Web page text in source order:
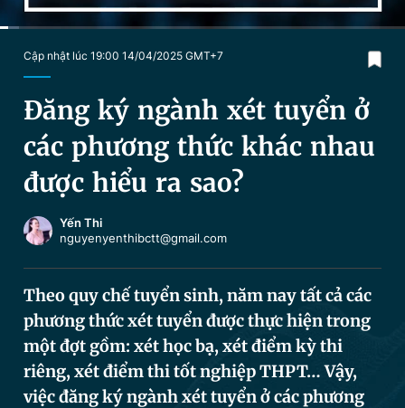
Video Magazine
Sản phẩm khác
Tiện ích
Đọc Thanh Niên trên điện thoại
Đăng xuất
Cập nhật lúc 19:00 14/04/2025 GMT+7
Đăng ký ngành xét tuyển ở
các phương thức khác nhau
được hiểu ra sao?
Yến Thi
nguyenyenthibctt@gmail.com
Theo quy chế tuyển sinh, năm nay tất cả các
phương thức xét tuyển được thực hiện trong
một đợt gồm: xét học bạ, xét điểm kỳ thi
riêng, xét điểm thi tốt nghiệp THPT… Vậy,
việc đăng ký ngành xét tuyển ở các phương